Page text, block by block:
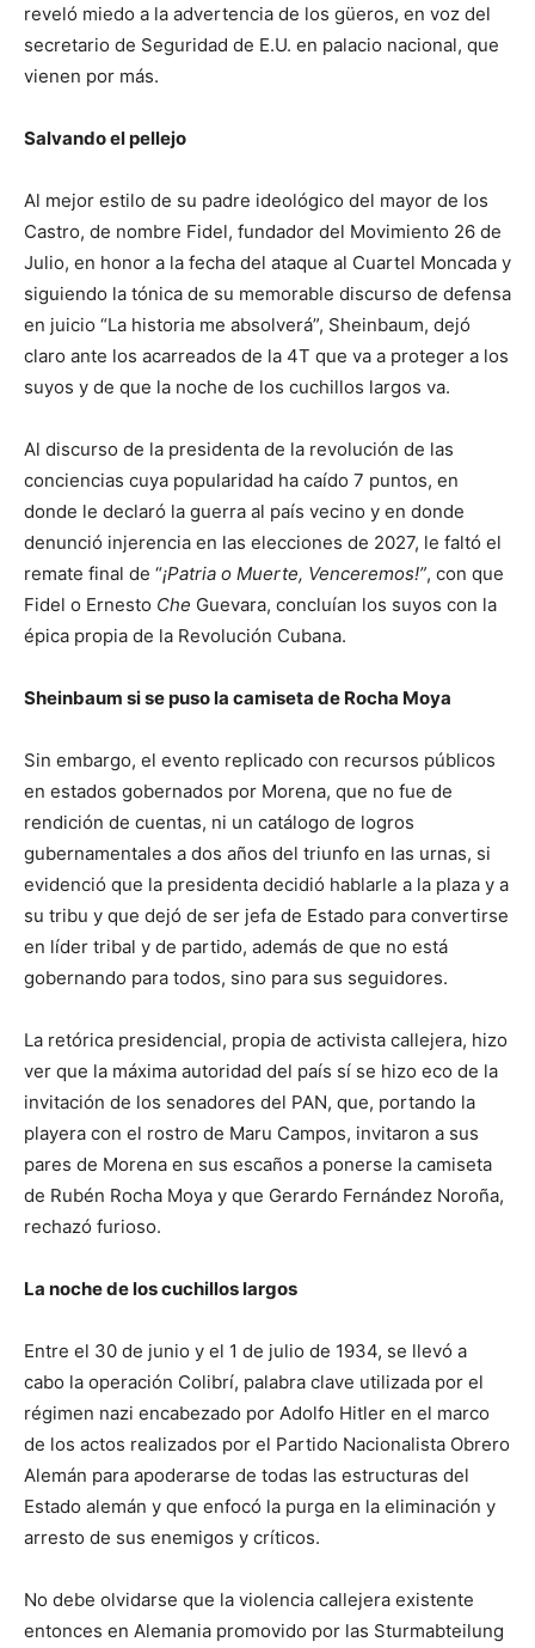
reveló miedo a la advertencia de los güeros, en voz del
secretario de Seguridad de E.U. en palacio nacional, que
vienen por más.
Salvando el pellejo
Al mejor estilo de su padre ideológico del mayor de los
Castro, de nombre Fidel, fundador del Movimiento 26 de
Julio, en honor a la fecha del ataque al Cuartel Moncada y
siguiendo la tónica de su memorable discurso de defensa
en juicio “La historia me absolverá”, Sheinbaum, dejó
claro ante los acarreados de la 4T que va a proteger a los
suyos y de que la noche de los cuchillos largos va.
Al discurso de la presidenta de la revolución de las
conciencias cuya popularidad ha caído 7 puntos, en
donde le declaró la guerra al país vecino y en donde
denunció injerencia en las elecciones de 2027, le faltó el
remate final de “¡Patria o Muerte, Venceremos!”, con que
Fidel o Ernesto Che Guevara, concluían los suyos con la
épica propia de la Revolución Cubana.
Sheinbaum si se puso la camiseta de Rocha Moya
Sin embargo, el evento replicado con recursos públicos
en estados gobernados por Morena, que no fue de
rendición de cuentas, ni un catálogo de logros
gubernamentales a dos años del triunfo en las urnas, si
evidenció que la presidenta decidió hablarle a la plaza y a
su tribu y que dejó de ser jefa de Estado para convertirse
en líder tribal y de partido, además de que no está
gobernando para todos, sino para sus seguidores.
La retórica presidencial, propia de activista callejera, hizo
ver que la máxima autoridad del país sí se hizo eco de la
invitación de los senadores del PAN, que, portando la
playera con el rostro de Maru Campos, invitaron a sus
pares de Morena en sus escaños a ponerse la camiseta
de Rubén Rocha Moya y que Gerardo Fernández Noroña,
rechazó furioso.
La noche de los cuchillos largos
Entre el 30 de junio y el 1 de julio de 1934, se llevó a
cabo la operación Colibrí, palabra clave utilizada por el
régimen nazi encabezado por Adolfo Hitler en el marco
de los actos realizados por el Partido Nacionalista Obrero
Alemán para apoderarse de todas las estructuras del
Estado alemán y que enfocó la purga en la eliminación y
arresto de sus enemigos y críticos.
No debe olvidarse que la violencia callejera existente
entonces en Alemania promovido por las Sturmabteilung